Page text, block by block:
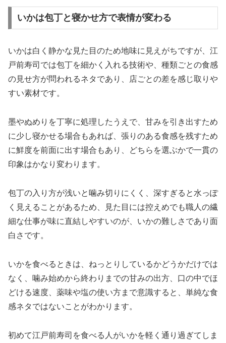
いかは包丁と寝かせ方で表情が変わる
いかは白く静かな見た目のため地味に見えがちですが、江
戸前寿司では包丁を細かく入れる技術や、種類ごとの食感
の見せ方が問われるネタであり、店ごとの差を感じ取りや
すい素材です。
墨やぬめりを丁寧に処理したうえで、甘みを引き出すため
に少し寝かせる場合もあれば、張りのある食感を残すため
に鮮度を前面に出す場合もあり、どちらを選ぶかで一貫の
印象はかなり変わります。
包丁の入り方が浅いと噛み切りにくく、深すぎると水っぽ
く見えることがあるため、見た目には控えめでも職人の繊
細な仕事が味に直結しやすいのが、いかの難しさであり面
白さです。
いかを食べるときは、ねっとりしているかどうかだけでは
なく、噛み始めから終わりまでの甘みの出方、口の中でほ
どける速度、薬味や塩の使い方まで意識すると、単純な食
感ネタではないことがわかります。
初めて江戸前寿司を食べる人がいかを軽く通り過ぎてしま